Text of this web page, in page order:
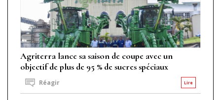
Agriterra lance sa saison de coupe avec un
objectif de plus de 95 % de sucres spéciaux
Lire
Réagir